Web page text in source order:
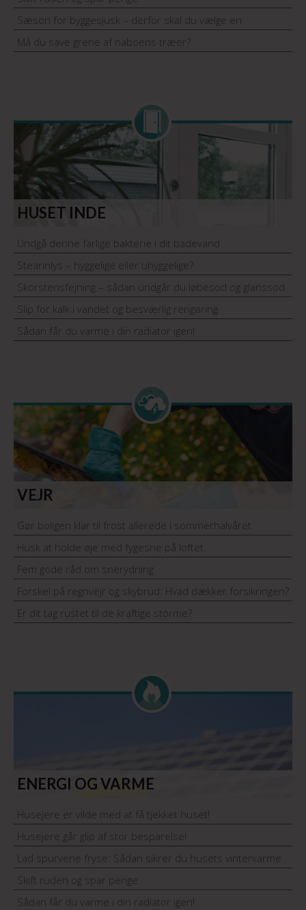
Sæson for byggesjusk – derfor skal du vælge en
håndværker med garantiordning
Må du save grene af naboens træer?
HUSET INDE
Undgå denne farlige bakterie i dit badevand
Stearinlys – hyggelige eller uhyggelige?
Skorstensfejning – sådan undgår du løbesod og glanssod
Slip for kalk i vandet og besværlig rengøring
Sådan får du varme i din radiator igen!
VEJR
Gør boligen klar til frost allerede i sommerhalvåret
Husk at holde øje med fygesne på loftet
Fem gode råd om snerydning
Forskel på regnvejr og skybrud: Hvad dækker forsikringen?
Er dit tag rustet til de kraftige storme?
ENERGI OG VARME
Husejere er vilde med at få tjekket huset!
Husejere går glip af stor besparelse!
Lad spurvene fryse: Sådan sikrer du husets vintervarme
Skift ruden og spar penge
Sådan får du varme i din radiator igen!